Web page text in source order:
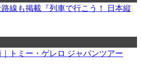
線も掲載『列車で行こう！ 日本縦
トミー・ゲレロ ジャパンツアー